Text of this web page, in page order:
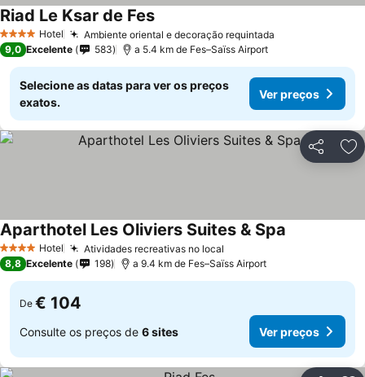
4 EstrelasHotel Ambiente oriental e decoração requintada
Riad Le Ksar de FesVer preços
9,0 Excelente 583 a 5.4 km de Fes–Saïss Airport
Selecione as datas para ver os preços
exatos.
Ver preços
Partilhar
4 EstrelasHotel Atividades recreativas no local
Aparthotel Les Oliviers Suites & Spa
8,8 Excelente 198 a 9.4 km de Fes–Saïss Airport
De € 104
Consulte os preços de 6 sites Ver preços